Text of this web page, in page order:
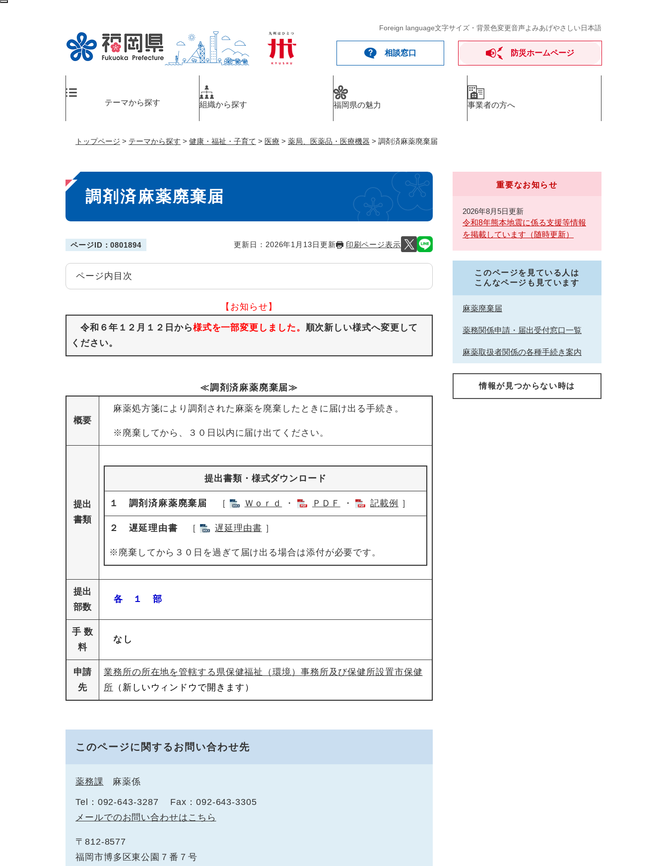
ペ
Foreign language文字サイズ・背景色変更音声よみあげやさしい日本語
相談窓口 防災ホームページ
テーマから探す 組織から探す 福岡県の魅力 事業者の方へ
トップページ > テーマから探す > 健康・福祉・子育て > 医療 > 薬局、医薬品・医療機器 > 調剤済麻薬廃棄届
本
文
調剤済麻薬廃棄届
ページID：0801894 更新日：2026年1月13日更新 印刷ページ表示
ページ内目次
【お知らせ】
令和６年１２月１２日から様式を一部変更しました。 順次新しい様式へ変更して
ください。
≪調剤済麻薬廃棄届≫
概要
麻薬処方箋により調剤された麻薬を廃棄したときに届け出る手続き。
※廃棄してから、３０日以内に届け出てください。
提出
書類
提出書類・様式ダウンロード
１ 調剤済麻薬廃棄届 ［ Ｗｏｒｄ ・ ＰＤＦ ・ 記載例 ］
２ 遅延理由書 ［ 遅延理由書 ］
※廃棄してから３０日を過ぎて届け出る場合は添付が必要です。
提出
部数
各 １ 部
手 数
料
なし
申請
先
業務所の所在地を管轄する県保健福祉（環境）事務所及び保健所設置市保健
所 （新しいウィンドウで開きます）
このページに関するお問い合わせ先
薬務課 麻薬係
Tel：092-643-3287
Fax：092-643-3305
メールでのお問い合わせはこちら
〒812-8577
福岡市博多区東公園７番７号
重要なお知らせ
2026年8月5日更新
令和8年熊本地震に係る支援等情報
を掲載しています（随時更新）
このページを見ている人は
こんなページも見ています
麻薬廃棄届
薬務関係申請・届出受付窓口一覧
麻薬取扱者関係の各種手続き案内
情報が見つからない時は